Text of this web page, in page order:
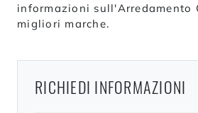
informazioni sull'Arredamento
migliori marche.
RICHIEDI INFORMAZIONI